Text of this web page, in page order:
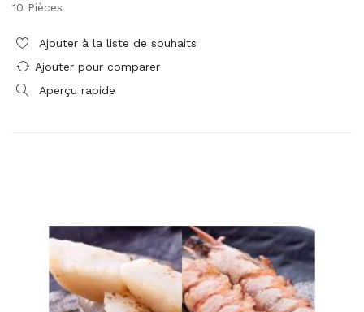
10 Pièces
Ajouter à la liste de souhaits
Ajouter pour comparer
Aperçu rapide